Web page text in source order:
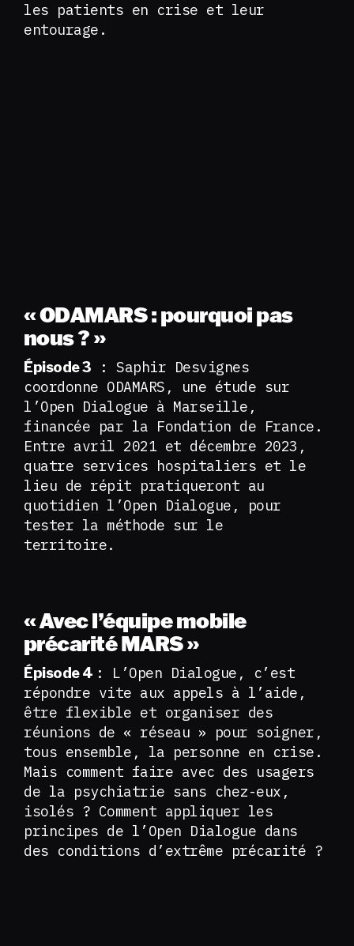
les patients en crise et leur
entourage.
« ODAMARS : pourquoi pas
nous ? »
Épisode 3 : Saphir Desvignes
coordonne ODAMARS, une étude sur
l’Open Dialogue à Marseille,
financée par la Fondation de France.
Entre avril 2021 et décembre 2023,
quatre services hospitaliers et le
lieu de répit pratiqueront au
quotidien l’Open Dialogue, pour
tester la méthode sur le
territoire.
« Avec l’équipe mobile
précarité MARS »
Épisode 4 : L’Open Dialogue, c’est
répondre vite aux appels à l’aide,
être flexible et organiser des
réunions de « réseau » pour soigner,
tous ensemble, la personne en crise.
Mais comment faire avec des usagers
de la psychiatrie sans chez-eux,
isolés ? Comment appliquer les
principes de l’Open Dialogue dans
des conditions d’extrême précarité ?